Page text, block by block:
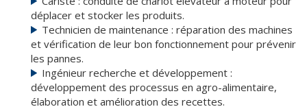
déplacer et stocker les produits.
Technicien de maintenance : réparation des machines
et vérification de leur bon fonctionnement pour prévenir
les pannes.
Ingénieur recherche et développement :
développement des processus en agro-alimentaire,
élaboration et amélioration des recettes.